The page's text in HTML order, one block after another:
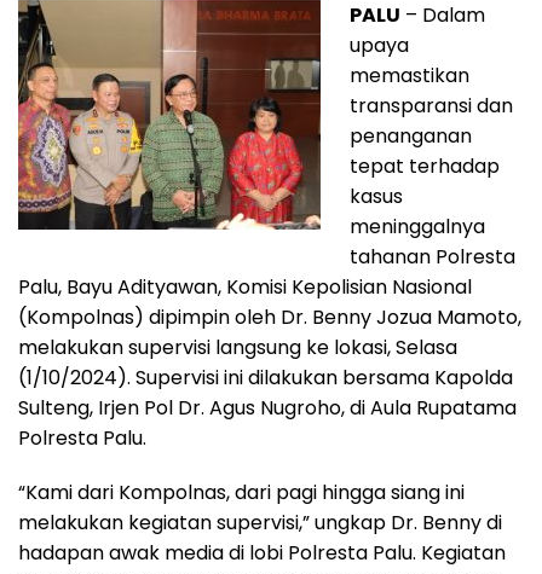
PALU – Dalam
upaya
memastikan
transparansi dan
penanganan
tepat terhadap
kasus
meninggalnya
tahanan Polresta
Palu, Bayu Adityawan, Komisi Kepolisian Nasional
(Kompolnas) dipimpin oleh Dr. Benny Jozua Mamoto,
melakukan supervisi langsung ke lokasi, Selasa
(1/10/2024). Supervisi ini dilakukan bersama Kapolda
Sulteng, Irjen Pol Dr. Agus Nugroho, di Aula Rupatama
Polresta Palu.
“Kami dari Kompolnas, dari pagi hingga siang ini
melakukan kegiatan supervisi,” ungkap Dr. Benny di
hadapan awak media di lobi Polresta Palu. Kegiatan